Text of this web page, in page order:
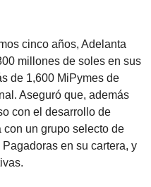
cinco años, Adelanta
millones de soles en sus
de 1,600 MiPymes de
Aseguró que, además
con el desarrollo de
con un grupo selecto de
en su cartera, y